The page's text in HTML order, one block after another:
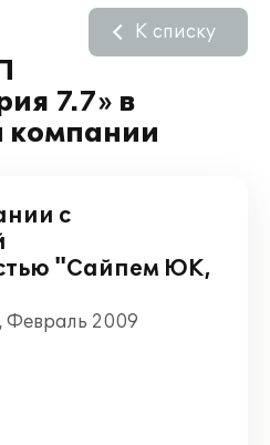
7.7» в
компании
К списку
с
"Сайпем ЮК,
2009